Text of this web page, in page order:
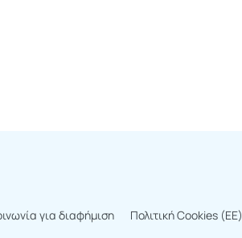
για διαφήμιση Πολιτική Cookies (ΕΕ)